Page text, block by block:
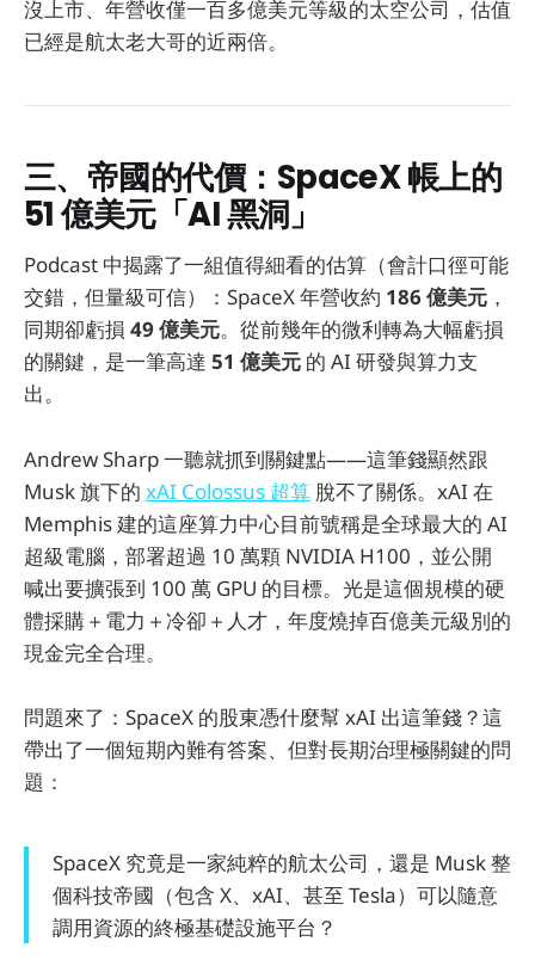
沒上市、年營收僅一百多億美元等級的太空公司，估值
已經是航太老大哥的近兩倍。
三、帝國的代價：SpaceX 帳上的
51 億美元「AI 黑洞」
Podcast 中揭露了一組值得細看的估算（會計口徑可能
交錯，但量級可信）：SpaceX 年營收約 186 億美元 ，
同期卻虧損 49 億美元。從前幾年的微利轉為大幅虧損
的關鍵，是一筆高達 51 億美元 的 AI 研發與算力支
出。
Andrew Sharp 一聽就抓到關鍵點——這筆錢顯然跟
Musk 旗下的 xAI Colossus 超算 脫不了關係。xAI 在
Memphis 建的這座算力中心目前號稱是全球最大的 AI
超級電腦，部署超過 10 萬顆 NVIDIA H100，並公開
喊出要擴張到 100 萬 GPU 的目標。光是這個規模的硬
體採購＋電力＋冷卻＋人才，年度燒掉百億美元級別的
現金完全合理。
問題來了：SpaceX 的股東憑什麼幫 xAI 出這筆錢？這
帶出了一個短期內難有答案、但對長期治理極關鍵的問
題：
SpaceX 究竟是一家純粹的航太公司，還是 Musk 整
個科技帝國（包含 X、xAI、甚至 Tesla）可以隨意
調用資源的終極基礎設施平台？